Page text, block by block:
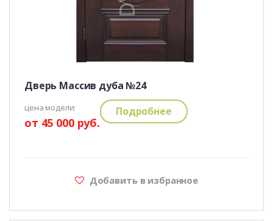
Дверь Массив дуба №24
цена модели:
от 45 000 руб.
Подробнее
Добавить в избранное